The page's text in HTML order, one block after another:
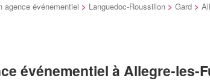
agence événementiel > Languedoc-Roussillon > Gard >
événementiel à Allegre-les-